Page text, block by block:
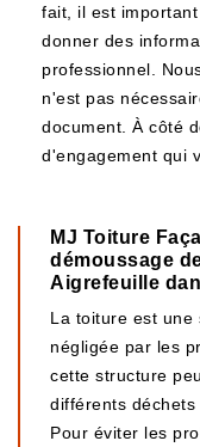
fait, il est
donner des
professionnel.
n'est pas
document. À côté
d'engagement qui
MJ Toiture
démoussage
Aigrefeuille
La toiture est une
négligée par les
cette structure
différents déchets
Pour éviter les